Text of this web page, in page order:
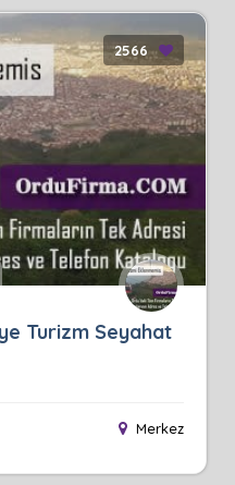
2566
Turizm Seyahat
Merkez